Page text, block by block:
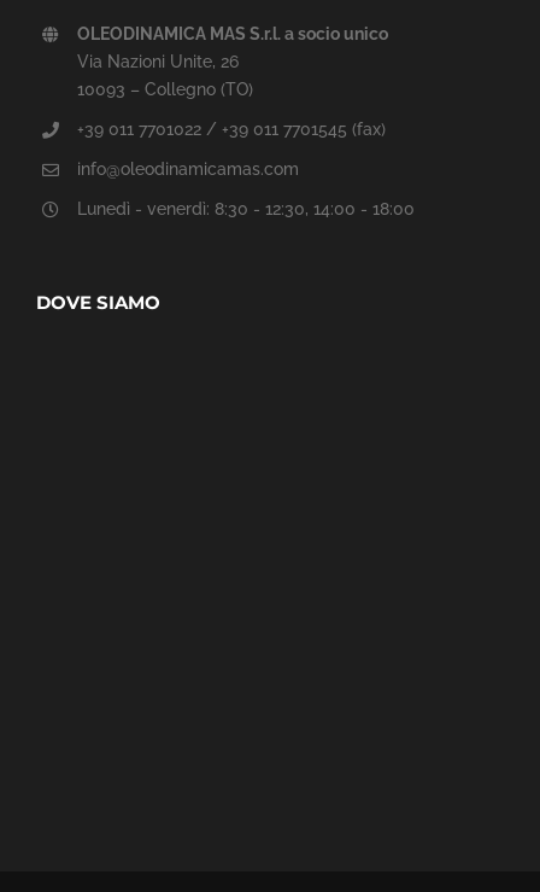
OLEODINAMICA MAS S.r.l. a socio unico
Via Nazioni Unite, 26
10093 – Collegno (TO)
+39 011 7701022 / +39 011 7701545 (fax)
info@oleodinamicamas.com
Lunedì - venerdì: 8:30 - 12:30, 14:00 - 18:00
DOVE SIAMO